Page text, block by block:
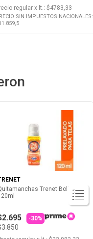
regularx lt. : $4783,33
SIN IMPUESTOS NACIONALES:
Trenet Bolilla
-30%